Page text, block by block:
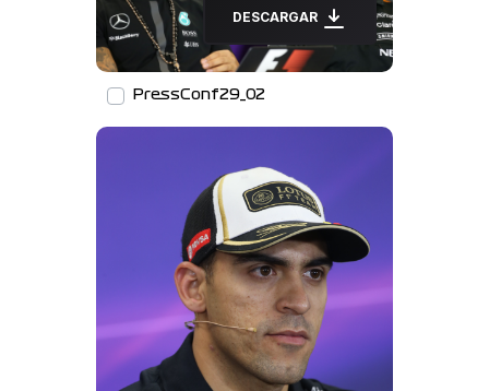
DESCARGAR
PressConf29_02